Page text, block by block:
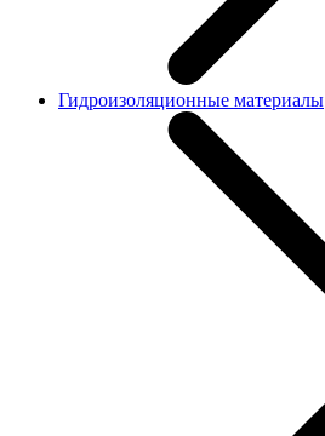
Гидроизоляционные материалы